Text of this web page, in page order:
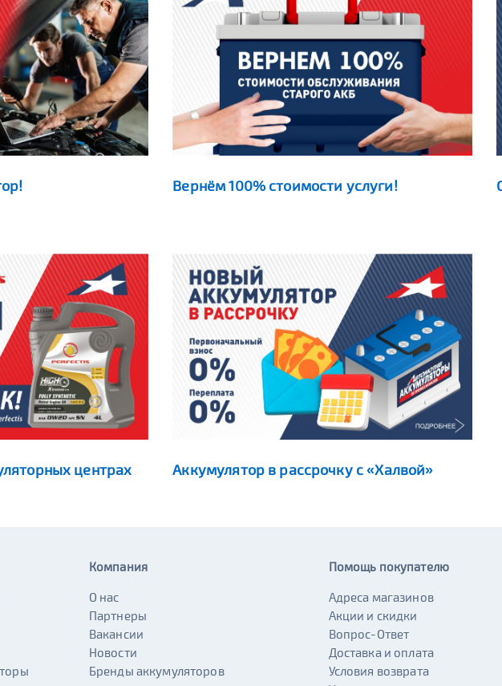
Вернём 100% стоимости услуги!
центрах
Аккумулятор в рассрочку с «Халвой»
Компания
О нас
Партнеры
Вакансии
Новости
Бренды аккумуляторов
Помощь покупателю
Адреса магазинов
Акции и скидки
Вопрос-Ответ
Доставка и оплата
Условия возврата